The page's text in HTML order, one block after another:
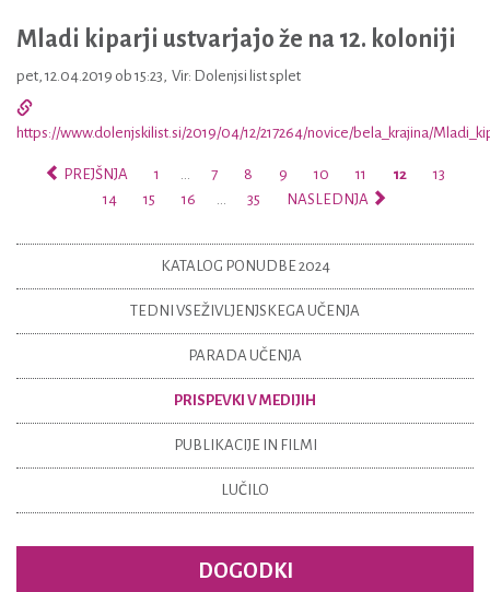
Mladi kiparji ustvarjajo že na 12. koloniji
pet, 12.04.2019 ob 15:23, Vir: Dolenjsi list splet
https://www.dolenjskilist.si/2019/04/12/217264/novice/bela_krajina/
PREJŠNJA 1 … 7 8 9 10 11 12
13
14
15 16 … 35 NASLEDNJA
KATALOG PONUDBE 2024
TEDNI VSEŽIVLJENJSKEGA UČENJA
PARADA UČENJA
PRISPEVKI V MEDIJIH
PUBLIKACIJE IN FILMI
LUČILO
DOGODKI